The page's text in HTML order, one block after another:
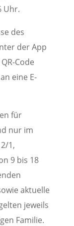
Uhr.
des
der App
Code
eine E-
für
nur im
1,
9 bis 18
aktuelle
jeweils
Familie.